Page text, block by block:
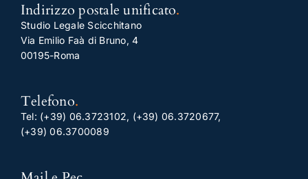
Indirizzo postale unificato.
Studio Legale Scicchitano
Via Emilio Faà di Bruno, 4
00195-Roma
Telefono.
Tel: (+39) 06.3723102, (+39) 06.3720677,
(+39) 06.3700089